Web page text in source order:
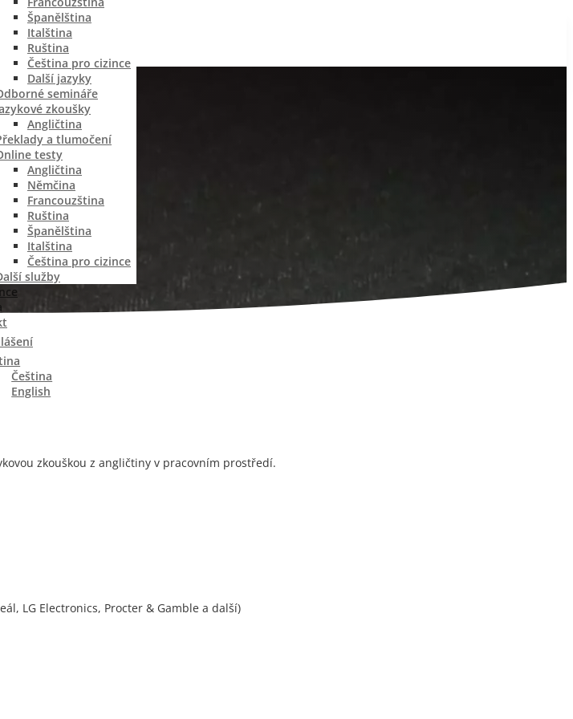
Španělština
Italština
Ruština
Čeština pro cizince
Další jazyky
semináře
zkoušky
Angličtina
a tlumočení
testy
Angličtina
Němčina
Francouzština
Ruština
Španělština
Italština
Čeština pro cizince
služby
Čeština
English
zkouškou z angličtiny v pracovním prostředí.
LG Electronics, Procter & Gamble a další)